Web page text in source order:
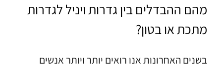
מהם ההבדלים בין גדרות ויניל לגדרות
מתכת או בטון?
בשנים האחרונות אנו רואים יותר ויותר אנשים